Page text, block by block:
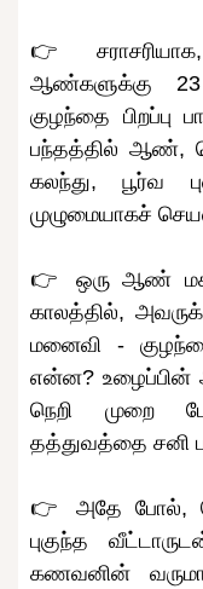
👉
ஆண்களுக்கு 23
குழந்தை பிறப்பு
பந்தத்தில் ஆண்,
கலந்து, பூர்வ
முழுமையாகச்
👉 ஒரு ஆண்
காலத்தில்,
மனைவி -
என்ன? உழைப்பின்
நெறி முறை
தத்துவத்தை சனி
👉 அதே போல்,
புகுந்த
கணவனின்